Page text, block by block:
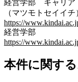
経営学部 キャリ
（マツモトセイイチ
https://
経営学部
https://
本件に関す